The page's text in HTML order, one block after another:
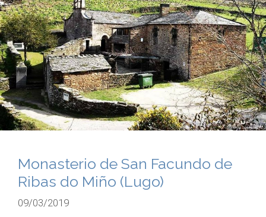
Monasterio de San Facundo de
Ribas do Miño (Lugo)
09/03/2019